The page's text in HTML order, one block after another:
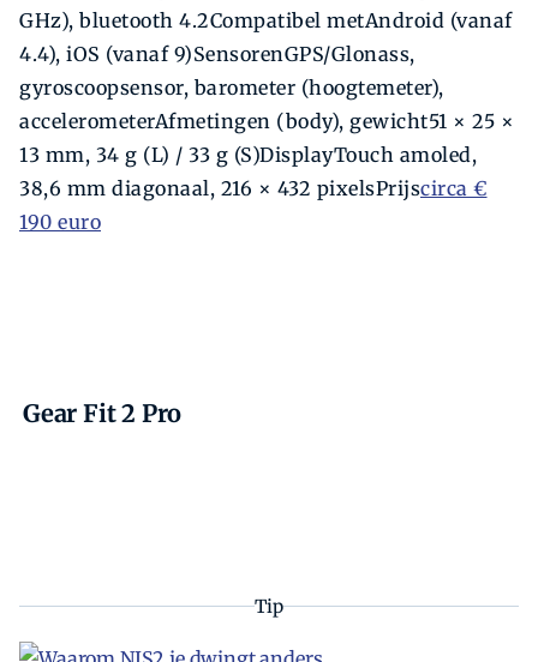
GHz), bluetooth 4.2Compatibel metAndroid (vanaf
4.4), iOS (vanaf 9)SensorenGPS/Glonass,
gyroscoopsensor, barometer (hoogtemeter),
accelerometerAfmetingen (body), gewicht51 × 25 ×
13 mm, 34 g (L) / 33 g (S)DisplayTouch amoled,
38,6 mm diagonaal, 216 × 432 pixelsPrijscirca €
190 euro
Gear Fit 2 Pro
Tip